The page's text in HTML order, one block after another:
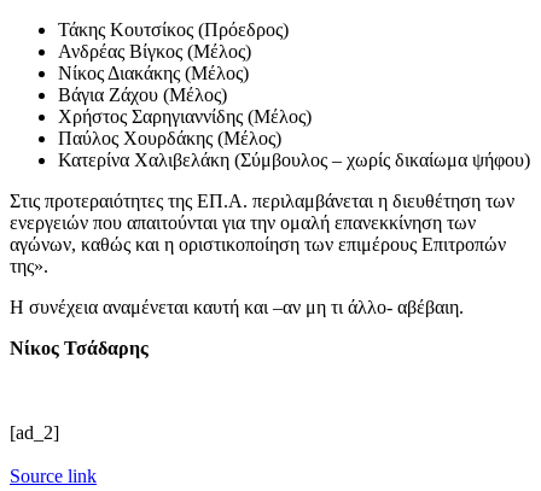
Τάκης Κουτσίκος (Πρόεδρος)
Ανδρέας Βίγκος (Μέλος)
Νίκος Διακάκης (Μέλος)
Βάγια Ζάχου (Μέλος)
Χρήστος Σαρηγιαννίδης (Μέλος)
Παύλος Χουρδάκης (Μέλος)
Κατερίνα Χαλιβελάκη (Σύμβουλος – χωρίς δικαίωμα ψήφου)
Στις προτεραιότητες της ΕΠ.Α. περιλαμβάνεται η διευθέτηση των
ενεργειών που απαιτούνται για την ομαλή επανεκκίνηση των
αγώνων, καθώς και η οριστικοποίηση των επιμέρους Επιτροπών
της».
Η συνέχεια αναμένεται καυτή και –αν μη τι άλλο- αβέβαιη.
Νίκος Τσάδαρης
[ad_2]
Source link